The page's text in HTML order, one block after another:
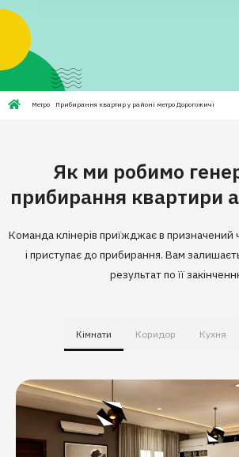
Метро Прибирання квартир у районі метро Дорогожичі
Як ми робимо
прибирання квартири
Команда клінерів приїжджає в призначений
і приступає до прибирання. Вам
результат по її
Кімнати Коридор Кухня